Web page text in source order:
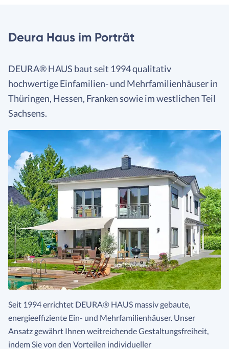
Deura Haus im Porträt
DEURA® HAUS baut seit 1994 qualitativ
hochwertige Einfamilien- und Mehrfamilienhäuser in
Thüringen, Hessen, Franken sowie im westlichen Teil
Sachsens.
Seit 1994 errichtet DEURA® HAUS massiv gebaute,
energieeffiziente Ein- und Mehrfamilienhäuser. Unser
Ansatz gewährt Ihnen weitreichende Gestaltungsfreiheit,
indem Sie von den Vorteilen individueller